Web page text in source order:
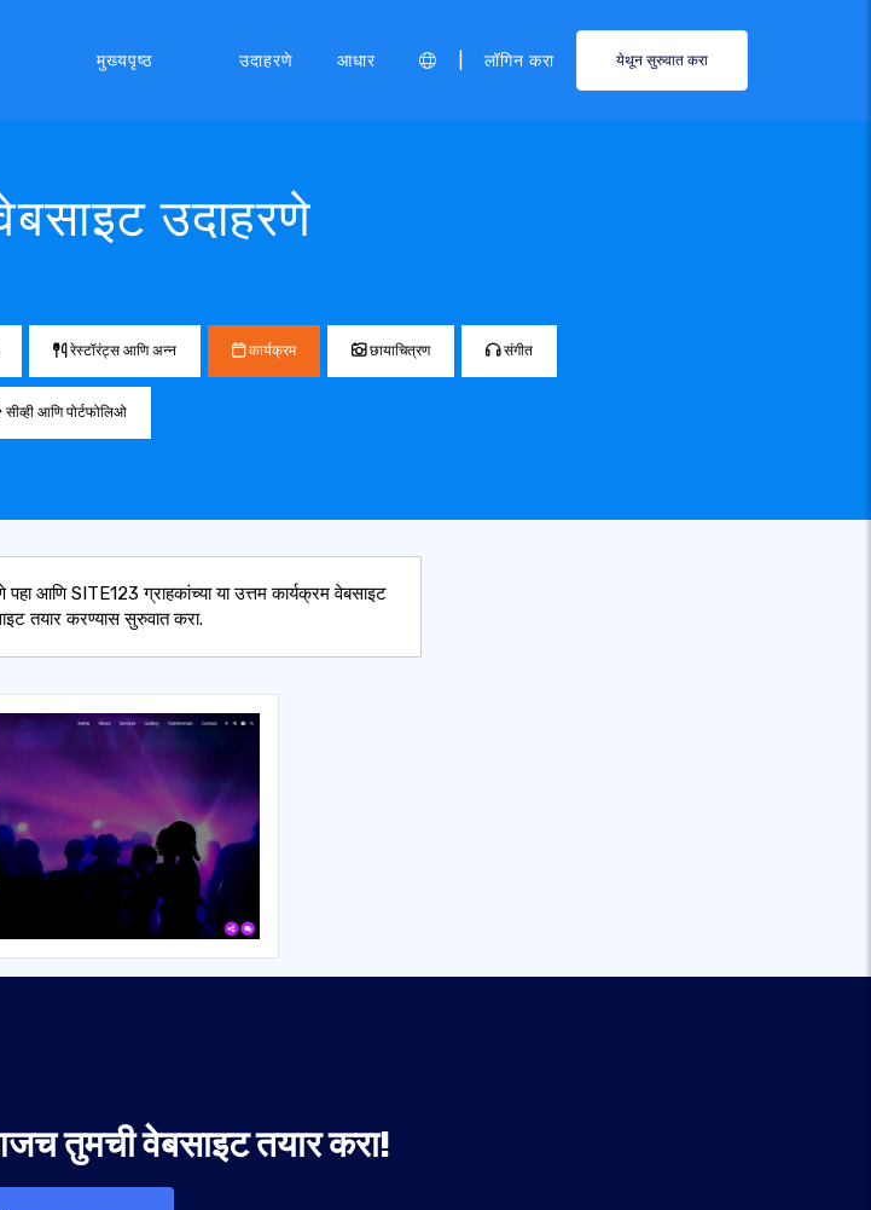
मुख्यपृष्ठ उदाहरणे आधार लॉगिन करा येथून सुरुवात करा
उदाहरणे
रेस्टॉरंट्स आणि अन्न कार्यक्रम छायाचित्रण संगीत
सीव्ही आणि पोर्टफोलिओ
आणि SITE123 ग्राहकांच्या या उत्तम कार्यक्रम वेबसाइट
तयार करण्यास सुरुवात करा.
तुमची वेबसाइट तयार करा!